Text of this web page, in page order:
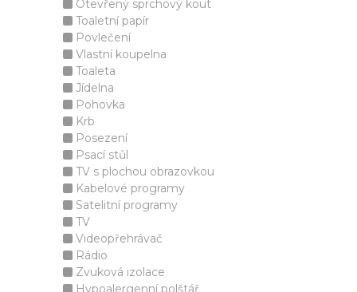
Otevřený sprchový kout
Toaletní papír
Povlečení
Vlastní koupelna
Toaleta
Jídelna
Pohovka
Krb
Posezení
Psací stůl
TV s plochou obrazovkou
Kabelové programy
Satelitní programy
TV
Videopřehrávač
Rádio
Zvuková izolace
Hypoalergenní polštář